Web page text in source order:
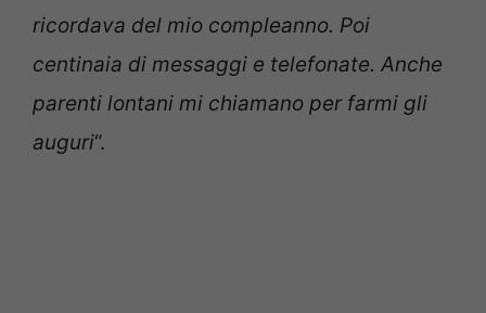
ricordava del mio compleanno. Poi
centinaia di messaggi e telefonate. Anche
parenti lontani mi chiamano per farmi gli
auguri“.